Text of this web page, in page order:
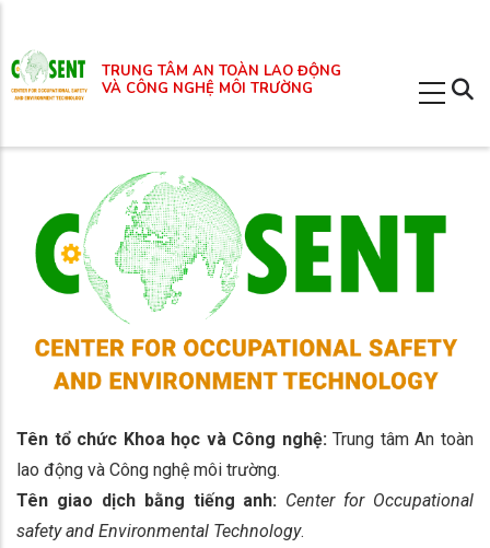
nội
dung
TRUNG TÂM AN TOÀN LAO ĐỘNG
VÀ CÔNG NGHỆ MÔI TRƯỜNG
Tên tổ chức Khoa học và Công nghệ: Trung tâm An toàn
lao động và Công nghệ môi trường.
Tên giao dịch bằng tiếng anh: Center for Occupational
safety and Environmental Technology.